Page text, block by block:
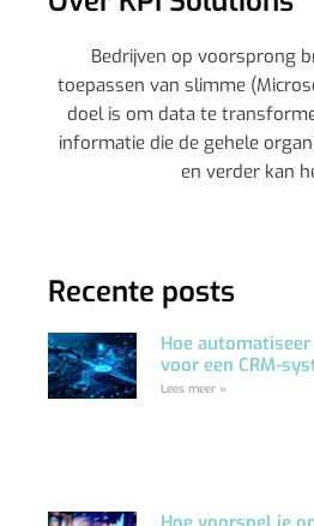
Bedrijven op voorsprong
toepassen van slimme
doel is om data te
informatie die de gehele
en verder kan
Recente posts
Hoe
voor een CRM-
Lees meer »